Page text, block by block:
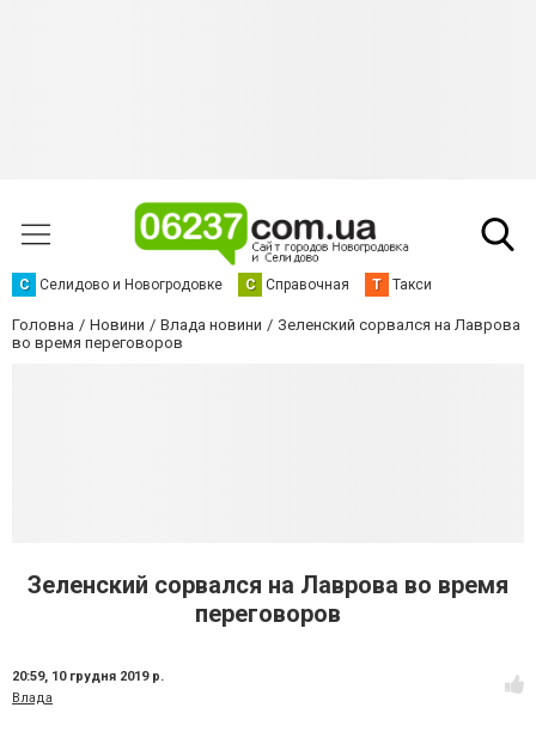
С Селидово и Новогродовке С Справочная Т Такси
Головна Новини Влада новини
Зеленский сорвался на Лаврова
во время переговоров
Зеленский сорвался на Лаврова во время
переговоров
20:59, 10 грудня 2019 р.
Влада